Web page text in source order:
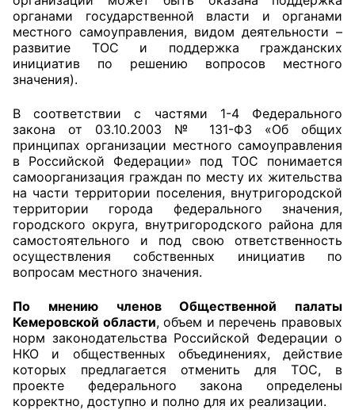
Экспертный совет ОП КО
Совет ОП КО
Общественный штаб
Члены ОП КО
Документы ОП КО
Регламент ОП КО
Кодекс этики ОП КО
Положения
Рекомендации
Порядок работы ЦОН
Аппарат ОП КО
органами государственной власти и органами
местного самоуправления, видом деятельности –
развитие ТОС и поддержка гражданских
инициатив по решению вопросов местного
значения).
В соответствии с частями 1-4 Федерального
закона от 03.10.2003 № 131-ФЗ «Об общих
принципах организации местного самоуправления
в Российской Федерации» под ТОС понимается
самоорганизация граждан по месту их жительства
на части территории поселения, внутригородской
территории города федерального значения,
городского округа, внутригородского района для
самостоятельного и под свою ответственность
осуществления собственных инициатив по
вопросам местного значения.
По мнению членов Общественной палаты
Кемеровской области, объем и перечень правовых
норм законодательства Российской Федерации о
НКО и общественных объединениях, действие
которых предлагается отменить для ТОС, в
проекте федерального закона определены
корректно, доступно и полно для их реализации.